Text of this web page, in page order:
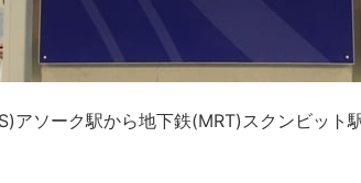
アソーク駅から地下鉄(MRT)スクンビット